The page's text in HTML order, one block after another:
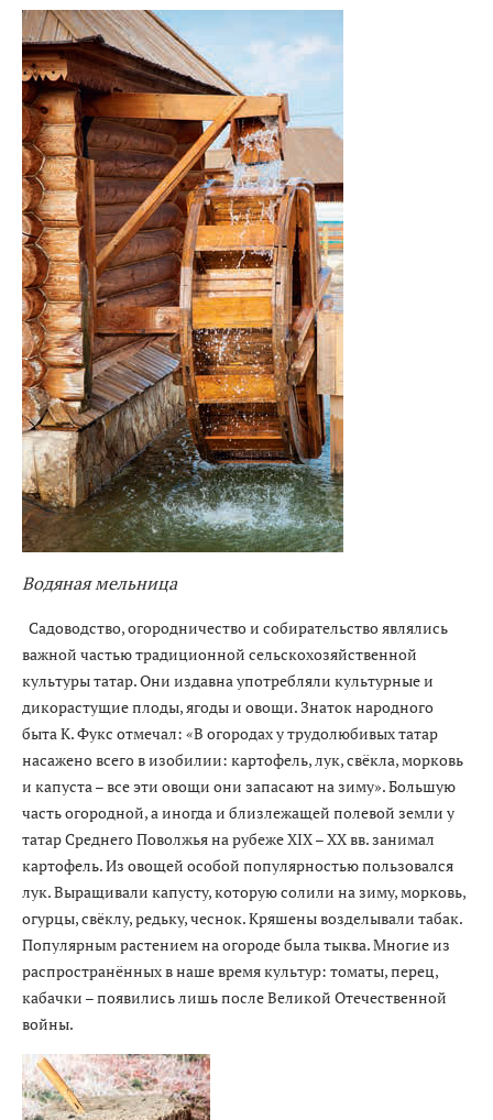
Водяная мельница
Садоводство, огородничество и собирательство являлись
важной частью традиционной сельскохозяйственной
культуры татар. Они издавна употребляли культурные и
дикорастущие плоды, ягоды и овощи. Знаток народного
быта К. Фукс отмечал: «В огородах у трудолюбивых татар
насажено всего в изобилии: картофель, лук, свёкла, морковь
и капуста – все эти овощи они запасают на зиму». Большую
часть огородной, а иногда и близлежащей полевой земли у
татар Среднего Поволжья на рубеже XIX – ХХ вв. занимал
картофель. Из овощей особой популярностью пользовался
лук. Выращивали капусту, которую солили на зиму, морковь,
огурцы, свёклу, редьку, чеснок. Кряшены возделывали табак.
Популярным растением на огороде была тыква. Многие из
распространённых в наше время культур: томаты, перец,
кабачки – появились лишь после Великой Отечественной
войны.